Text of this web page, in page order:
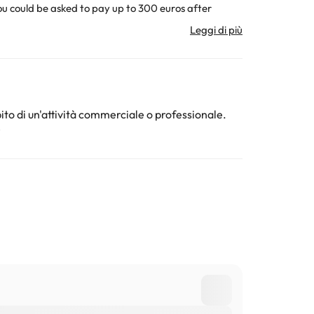
di un'attività commerciale o professionale.